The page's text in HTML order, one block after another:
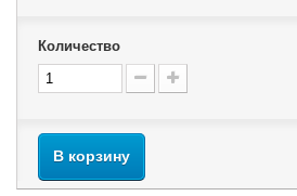
Количество
В корзину